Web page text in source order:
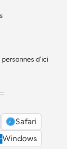
d'ici
Safari
Windows